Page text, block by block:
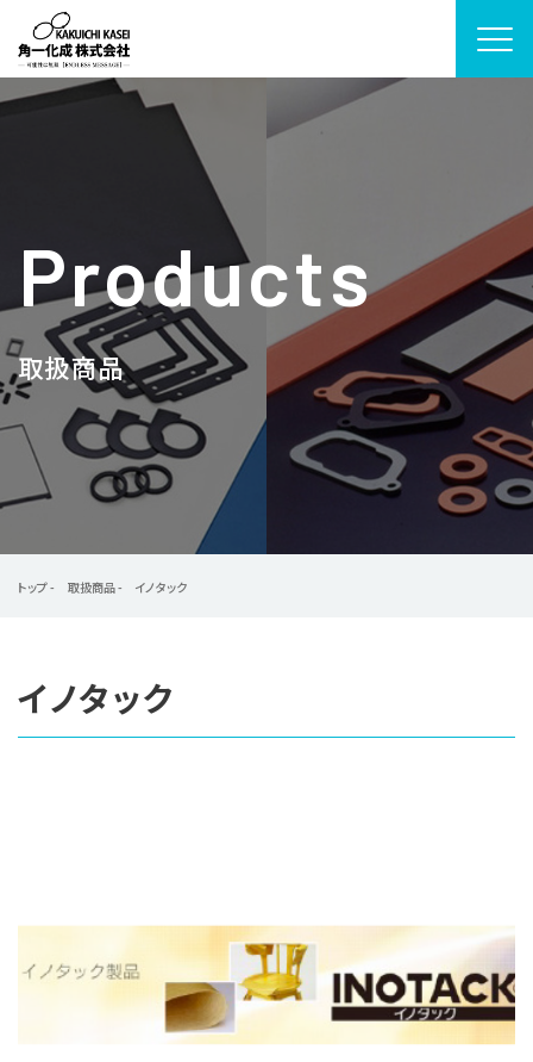
加工サービス一覧
新ソリューション
取扱商品
製作事例
企業情報
Products
取扱商品
トップ 取扱商品 イノタック
イノタック